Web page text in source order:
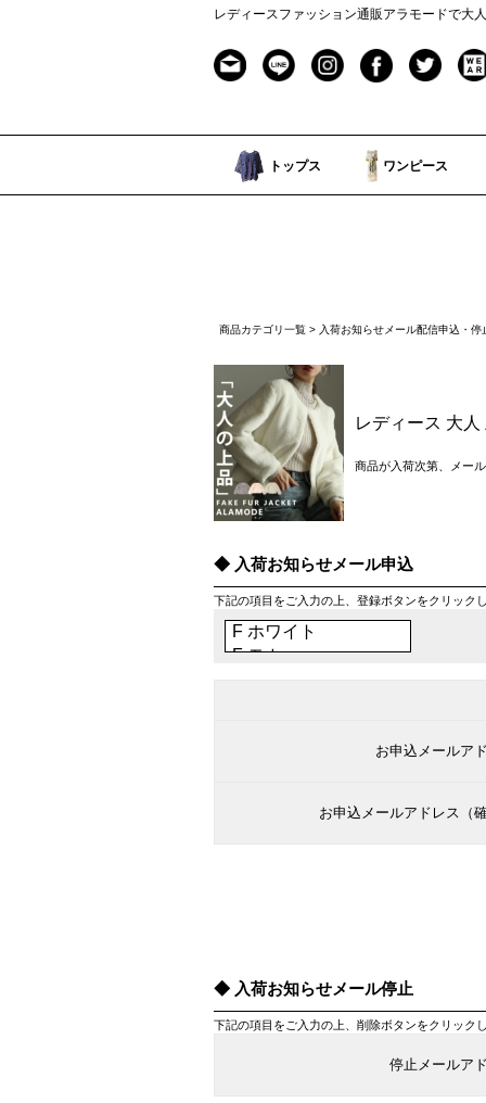
レディースファッション通販アラモードで大
トップス ワンピース
商品カテゴリ一覧 > 入荷お知らせメール配信申込・停
レディース 大
商品が入荷次第、メー
入荷お知らせメール申込
下記の項目をご入力の上、登録ボタンをクリック
お申込メールア
お申込メールアドレス（
入荷お知らせメール停止
下記の項目をご入力の上、削除ボタンをクリック
停止メールア